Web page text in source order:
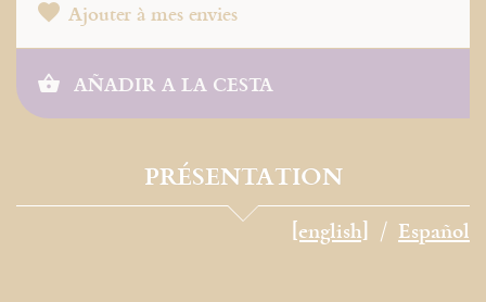
Ajouter à mes envies
AÑADIR A LA CESTA
PRÉSENTATION
[english] Español